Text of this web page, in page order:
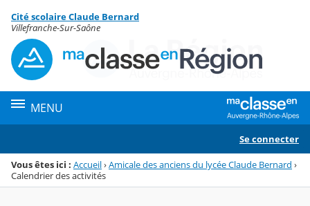
Menu de la rubrique
Contenu
Cité scolaire Claude Bernard
Villefranche-Sur-Saône
MENU
Se connecter
Vous êtes ici : Accueil›Amicale des anciens du lycée Claude Bernard ›
Calendrier des activités